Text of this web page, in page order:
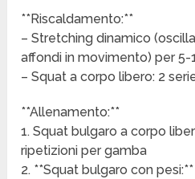
**Riscaldamento:**
– Stretching dinamico
affondi in movimento) per 5-
– Squat a corpo libero: 2
**Allenamento:**
1. Squat bulgaro a corpo
ripetizioni per gamba
2. **Squat bulgaro con